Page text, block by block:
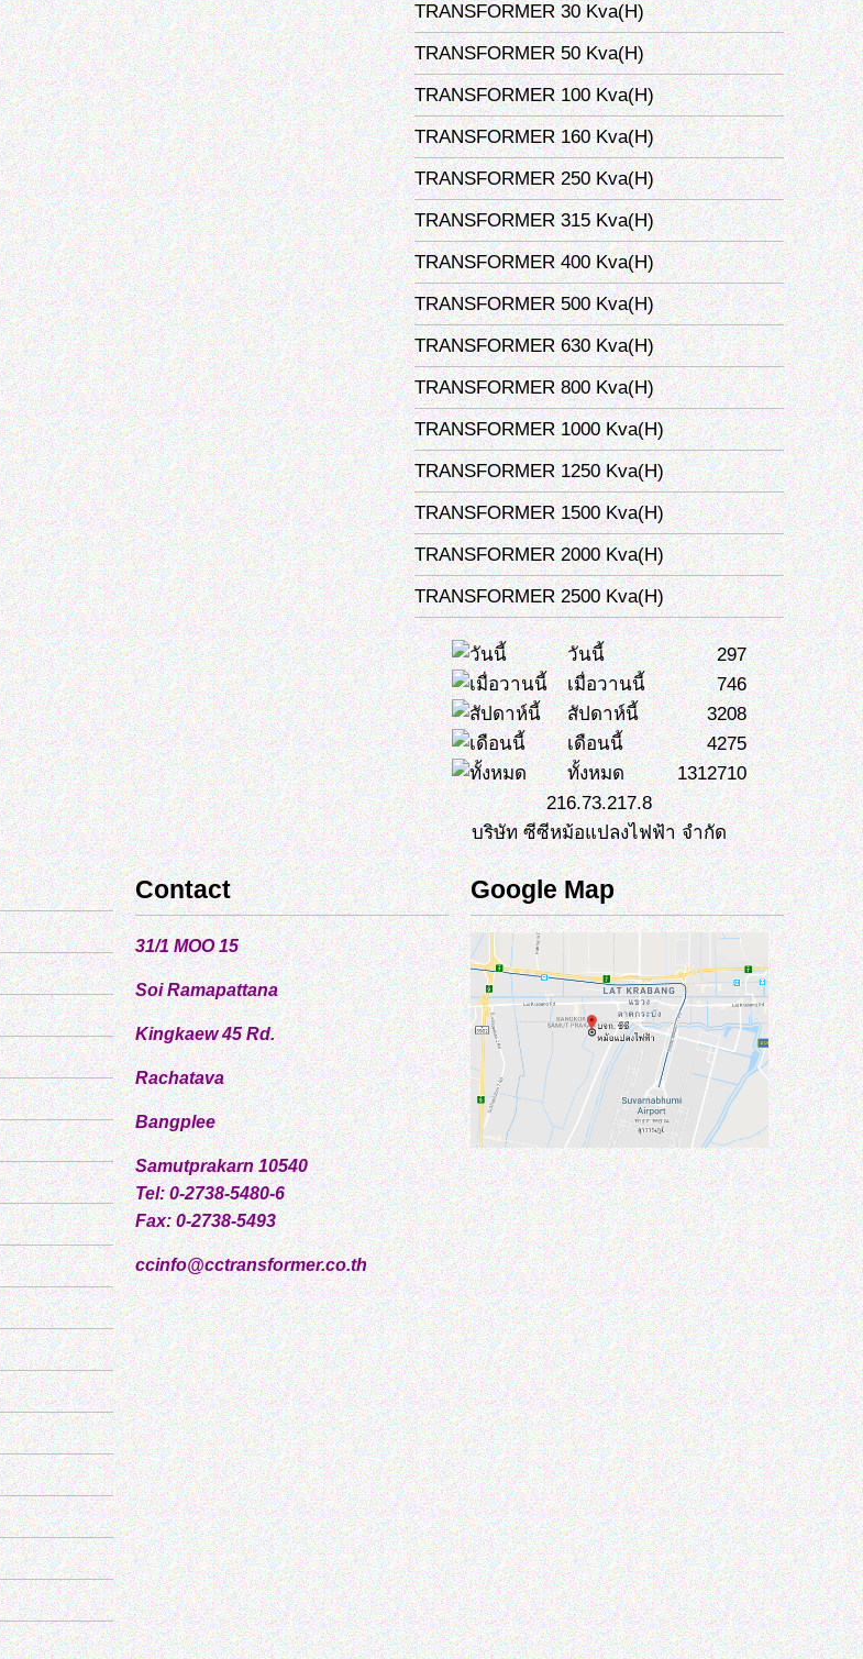
TRANSFORMER 30 Kva(H)
TRANSFORMER 50 Kva(H)
TRANSFORMER 100 Kva(H)
TRANSFORMER 160 Kva(H)
TRANSFORMER 250 Kva(H)
TRANSFORMER 315 Kva(H)
TRANSFORMER 400 Kva(H)
TRANSFORMER 500 Kva(H)
TRANSFORMER 630 Kva(H)
TRANSFORMER 800 Kva(H)
TRANSFORMER 1000 Kva(H)
TRANSFORMER 1250 Kva(H)
TRANSFORMER 1500 Kva(H)
TRANSFORMER 2000 Kva(H)
TRANSFORMER 2500 Kva(H)
วันนี้
297
เมื่อวานนี้
746
สัปดาห์นี้
3208
เดือนนี้
4275
ทั้งหมด
1312710
216.73.217.8
บริษัท ซีซีหม้อแปลงไฟฟ้า จำกัด
Contact
31/1 MOO 15
Soi Ramapattana
Kingkaew 45 Rd.
Rachatava
Bangplee
Samutprakarn 10540
Tel: 0-2738-5480-6
Fax: 0-2738-5493
ccinfo@cctransformer.co.th
Google Map